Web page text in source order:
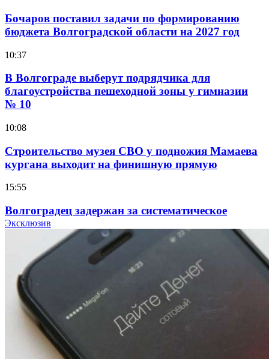
Бочаров поставил задачи по формированию
бюджета Волгоградской области на 2027 год
10:37
В Волгограде выберут подрядчика для
благоустройства пешеходной зоны у гимназии
№ 10
10:08
Строительство музея СВО у подножия Мамаева
кургана выходит на финишную прямую
15:55
Волгоградец задержан за систематическое
распространение фейков о ВС РФ
334 учреждения под контролем: в Волгограде
проверяют готовность школ и детсадов к
учебному году
13:47
Покушение на убийство в Волгограде: девушка
напала на незнакомую женщину с ножом
Эксклюзив